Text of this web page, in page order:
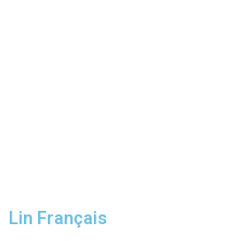
Lin Français